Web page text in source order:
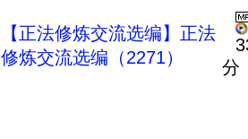
【正法修炼交流选编】正法
修炼交流选编（2271）
分